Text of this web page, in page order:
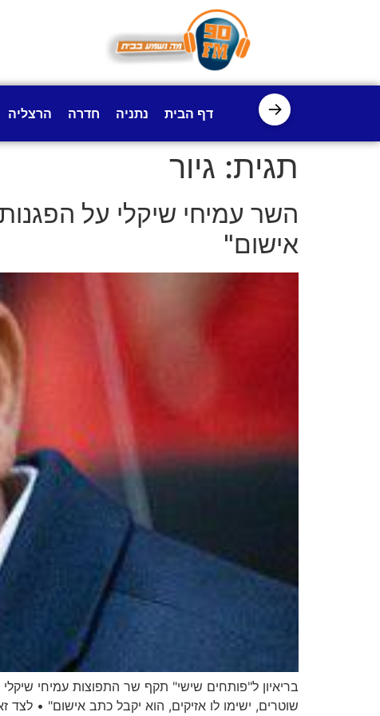
→ דף הבית נתניה חדרה הרצליה
תגית: גיור
השר עמיחי שיקלי על
אישום"
בריאיון ל"פותחים שישי" תקף שר התפוצות עמיחי
שוטרים, ישימו לו אזיקים, הוא יקבל כתב אישום" • לצד